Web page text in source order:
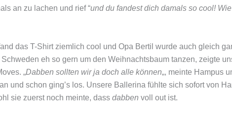
an zu lachen und rief “und du fandest dich damals so cool!
das T-Shirt ziemlich cool und Opa Bertil wurde auch gleich
Schweden eh so gern um den Weihnachtsbaum tanzen, zeigte
„Dabben sollten wir ja doch alle können„, meinte Hampus
und schon ging’s los. Unsere Ballerina fühlte sich sofort von
sie zuerst noch meinte, dass dabben voll out ist.